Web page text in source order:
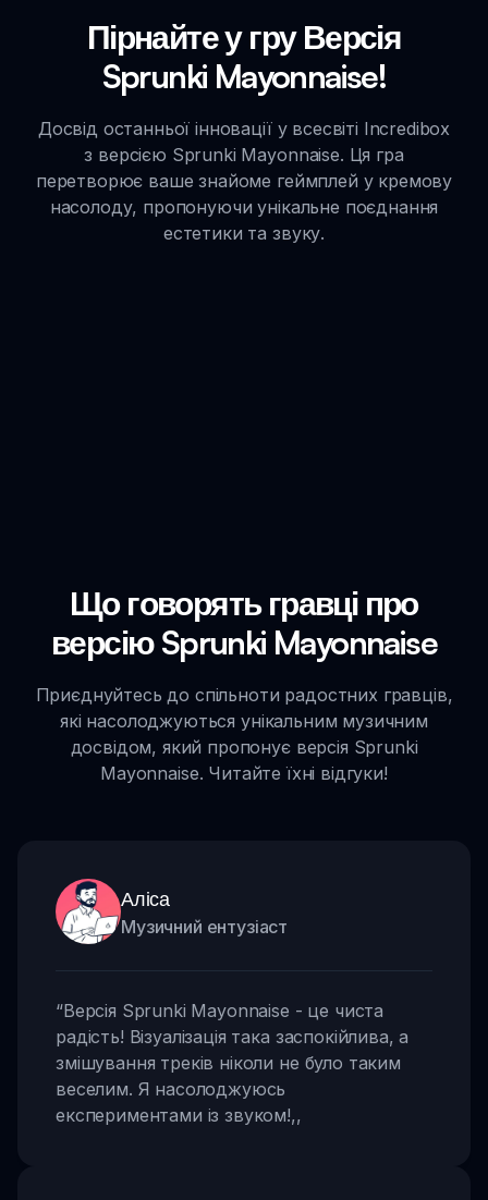
Пірнайте у гру Версія
Sprunki Mayonnaise!
Досвід останньої інновації у всесвіті Incredibox
з версією Sprunki Mayonnaise. Ця гра
перетворює ваше знайоме геймплей у кремову
насолоду, пропонуючи унікальне поєднання
естетики та звуку.
Що говорять гравці про
версію Sprunki Mayonnaise
Приєднуйтесь до спільноти радостних гравців,
які насолоджуються унікальним музичним
досвідом, який пропонує версія Sprunki
Mayonnaise. Читайте їхні відгуки!
Аліса
Музичний ентузіаст
“Версія Sprunki Mayonnaise - це чиста
радість! Візуалізація така заспокійлива, а
змішування треків ніколи не було таким
веселим. Я насолоджуюсь
експериментами із звуком!,,